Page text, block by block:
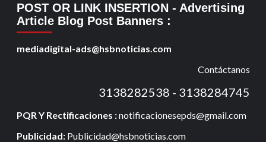
POST OR LINK INSERTION - Advertising
Article Blog Post Banners :
mediadigital-ads@hsbnoticias.com
Contáctanos
3138282538 - 3138284745
PQR Y Rectificaciones :notificacionesepds@gmail.com
Publicidad: Publicidad@hsbnoticias.com